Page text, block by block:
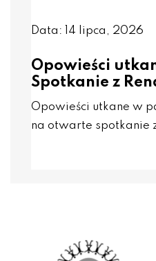
Data: 14 lipca, 2026
Opowieści
Spotkanie z
Opowieści utkane w
na otwarte spotkanie